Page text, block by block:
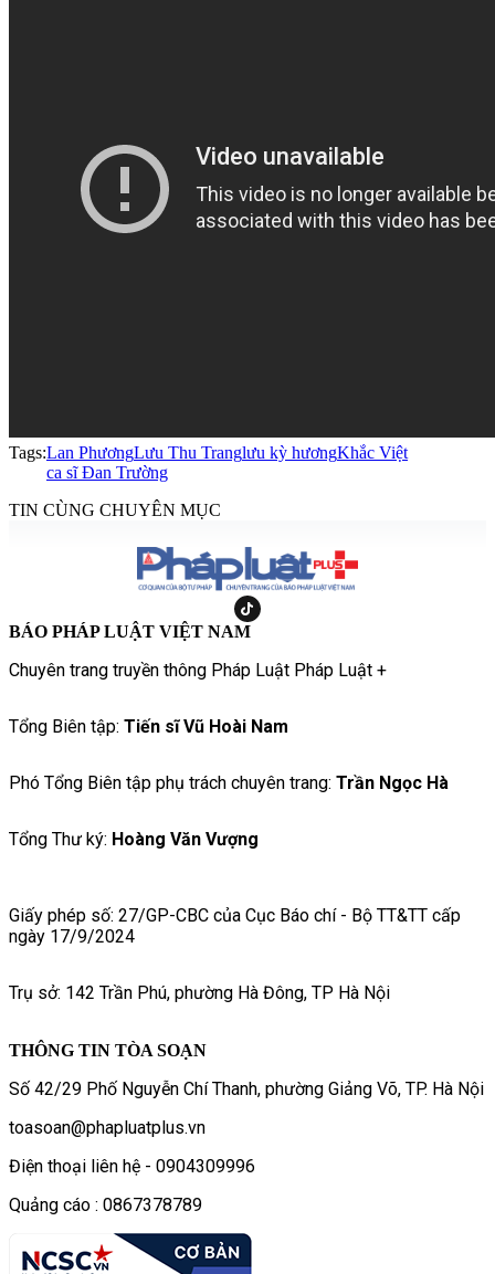
Tags:Lan PhươngLưu Thu Tranglưu kỳ hươngKhắc Việt
ca sĩ Đan Trường
TIN CÙNG CHUYÊN MỤC
BÁO PHÁP LUẬT VIỆT NAM
Chuyên trang truyền thông Pháp Luật Pháp Luật +
Tổng Biên tập: Tiến sĩ Vũ Hoài Nam
Phó Tổng Biên tập phụ trách chuyên trang: Trần Ngọc Hà
Tổng Thư ký: Hoàng Văn Vượng
Giấy phép số: 27/GP-CBC của Cục Báo chí - Bộ TT&TT cấp
ngày 17/9/2024
Trụ sở: 142 Trần Phú, phường Hà Đông, TP Hà Nội
THÔNG TIN TÒA SOẠN
Số 42/29 Phố Nguyễn Chí Thanh, phường Giảng Võ, TP. Hà Nội
toasoan@phapluatplus.vn
Điện thoại liên hệ - 0904309996
Quảng cáo : 0867378789